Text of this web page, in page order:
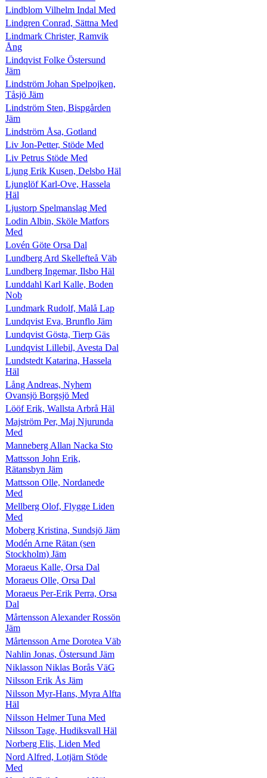
Lindblom Vilhelm Indal Med
Lindgren Conrad, Sättna Med
Lindmark Christer, Ramvik
Ång
Lindqvist Folke Östersund
Jäm
Lindström Johan Spelpojken,
Tåsjö Jäm
Lindström Sten, Bispgården
Jäm
Lindström Åsa, Gotland
Liv Jon-Petter, Stöde Med
Liv Petrus Stöde Med
Ljung Erik Kusen, Delsbo Häl
Ljunglöf Karl-Ove, Hassela
Häl
Ljustorp Spelmanslag Med
Lodin Albin, Sköle Matfors
Med
Lovén Göte Orsa Dal
Lundberg Ard Skellefteå Väb
Lundberg Ingemar, Ilsbo Häl
Lunddahl Karl Kalle, Boden
Nob
Lundmark Rudolf, Malå Lap
Lundqvist Eva, Brunflo Jäm
Lundqvist Gösta, Tierp Gäs
Lundqvist Lillebil, Avesta Dal
Lundstedt Katarina, Hassela
Häl
Lång Andreas, Nyhem
Ovansjö Borgsjö Med
Lööf Erik, Wallsta Arbrå Häl
Majström Per, Maj Njurunda
Med
Manneberg Allan Nacka Sto
Mattsson John Erik,
Rätansbyn Jäm
Mattsson Olle, Nordanede
Med
Mellberg Olof, Flygge Liden
Med
Moberg Kristina, Sundsjö Jäm
Modén Arne Rätan (sen
Stockholm) Jäm
Moraeus Kalle, Orsa Dal
Moraeus Olle, Orsa Dal
Moraeus Per-Erik Perra, Orsa
Dal
Mårtensson Alexander Rossön
Jäm
Mårtensson Arne Dorotea Väb
Nahlin Jonas, Östersund Jäm
Niklasson Niklas Borås VäG
Nilsson Erik Ås Jäm
Nilsson Myr-Hans, Myra Alfta
Häl
Nilsson Helmer Tuna Med
Nilsson Tage, Hudiksvall Häl
Norberg Elis, Liden Med
Nord Alfred, Lotjärn Stöde
Med